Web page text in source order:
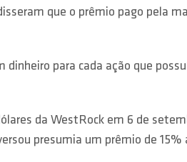
que o prêmio pago pela
dinheiro para cada ação que
da WestRock em 6 de
presumia um prêmio de 15%